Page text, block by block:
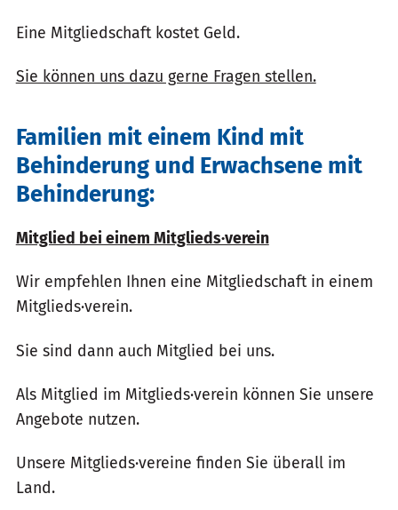
Eine Mitgliedschaft kostet Geld.
Sie können uns dazu gerne Fragen stellen.
Familien mit einem Kind mit
Behinderung und Erwachsene mit
Behinderung:
Mitglied bei einem Mitglieds·verein
Wir empfehlen Ihnen eine Mitgliedschaft in einem
Mitglieds·verein.
Sie sind dann auch Mitglied bei uns.
Als Mitglied im Mitglieds·verein können Sie unsere
Angebote nutzen.
Unsere Mitglieds·vereine finden Sie überall im
Land.